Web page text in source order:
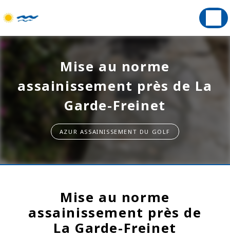
Mise au norme
assainissement près de La
Garde-Freinet
AZUR ASSAINISSEMENT DU GOLF
Mise au norme
assainissement près de
La Garde-Freinet